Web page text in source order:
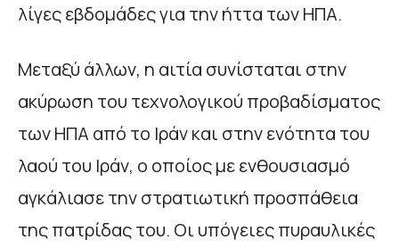
λίγες εβδομάδες για την ήττα των ΗΠΑ.
Μεταξύ άλλων, η αιτία συνίσταται στην
ακύρωση του τεχνολογικού προβαδίσματος
των ΗΠΑ από το Ιράν και στην ενότητα του
λαού του Ιράν, ο οποίος με ενθουσιασμό
αγκάλιασε την στρατιωτική προσπάθεια
της πατρίδας του. Οι υπόγειες πυραυλικές